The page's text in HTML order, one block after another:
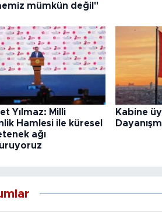
mümkün değil"
Yılmaz: Milli
Hamlesi ile küresel
ağı
Kabine